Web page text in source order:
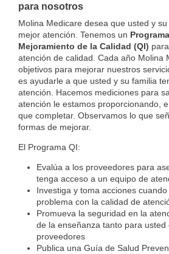
para nosotros
Molina Medicare desea que usted y
mejor atención. Tenemos un
Mejoramiento de la Calidad (QI)
atención de calidad. Cada año Molina
objetivos para mejorar nuestros
es ayudarle a que usted y su familia
atención. Hacemos mediciones para
atención le estamos proporcionando,
que completar. Observamos lo que
formas de mejorar.
El Programa QI:
Evalúa a los proveedores para
tenga acceso a un equipo de
Investiga y toma acciones
problema con la calidad de
Promueva la seguridad en la
de la enseñanza tanto para
proveedores
Publica una Guía de Salud